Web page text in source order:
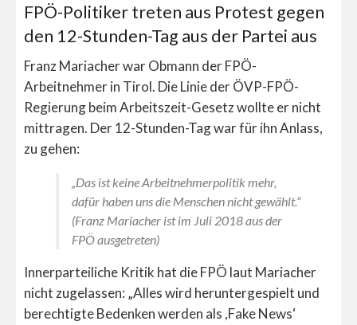
FPÖ-Politiker treten aus Protest gegen
den 12-Stunden-Tag aus der Partei aus
Franz Mariacher war Obmann der FPÖ-
Arbeitnehmer in Tirol. Die Linie der ÖVP-FPÖ-
Regierung beim Arbeitszeit-Gesetz wollte er nicht
mittragen. Der 12-Stunden-Tag war für ihn Anlass,
zu gehen:
„Das ist keine Arbeitnehmerpolitik mehr,
dafür haben uns die Menschen nicht gewählt.“
(Franz Mariacher ist im Juli 2018 aus der
FPÖ ausgetreten)
Innerparteiliche Kritik hat die FPÖ laut Mariacher
nicht zugelassen: „Alles wird heruntergespielt und
berechtigte Bedenken werden als ,Fake News‘